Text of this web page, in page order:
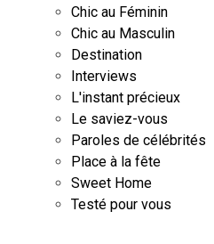
Chic au Féminin
Chic au Masculin
Destination
Interviews
L'instant précieux
Le saviez-vous
Paroles de célébrités
Place à la fête
Sweet Home
Testé pour vous